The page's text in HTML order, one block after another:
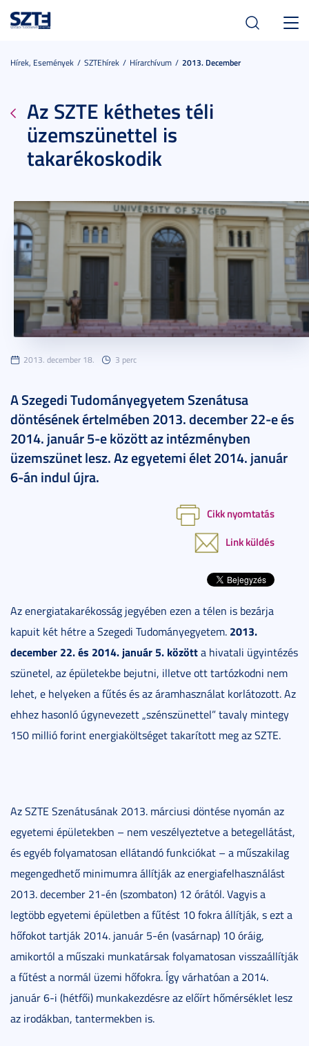
Hírek, Események SZTEhírek Hírarchívum 2013. December
Az SZTE kéthetes téli
üzemszünettel is
takarékoskodik
2013. december 18. 3 perc
A Szegedi Tudományegyetem Szenátusa
döntésének értelmében 2013. december 22-e és
2014. január 5-e között az intézményben
üzemszünet lesz. Az egyetemi élet 2014. január
6-án indul újra.
Cikk nyomtatás
Link küldés
Az energiatakarékosság jegyében ezen a télen is bezárja
kapuit két hétre a Szegedi Tudományegyetem. 2013.
december 22. és 2014. január 5. közötta hivatali ügyintézés
szünetel, az épületekbe bejutni, illetve ott tartózkodni nem
lehet, e helyeken a fűtés és az áramhasználat korlátozott. Az
ehhez hasonló úgynevezett „szénszünettel” tavaly mintegy
150 millió forint energiaköltséget takarított meg az SZTE.
Az SZTE Szenátusának 2013. márciusi döntése nyomán az
egyetemi épületekben – nem veszélyeztetve a betegellátást,
és egyéb folyamatosan ellátandó funkciókat – a műszakilag
megengedhető minimumra állítják az energiafelhasználást
2013. december 21-én (szombaton) 12 órától. Vagyis a
legtöbb egyetemi épületben a fűtést 10 fokra állítják, s ezt a
hőfokot tartják 2014. január 5-én (vasárnap) 10 óráig,
amikortól a műszaki munkatársak folyamatosan visszaállítják
a fűtést a normál üzemi hőfokra. Így várhatóan a 2014.
január 6-i (hétfői) munkakezdésre az előírt hőmérséklet lesz
az irodákban, tantermekben is.